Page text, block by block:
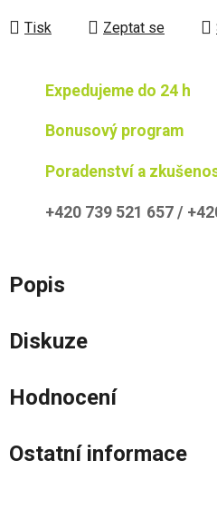
Tisk Zeptat se
Expedujeme do 24 h
Bonusový program
Poradenství a
+420 739 521 657 /
Popis
Diskuze
Hodnocení
Ostatní informace